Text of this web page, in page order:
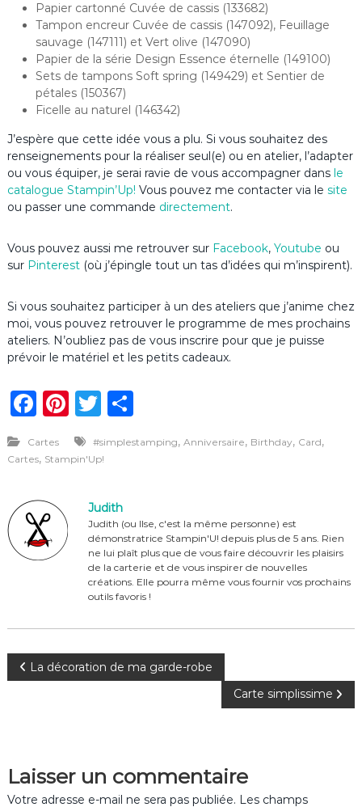
Papier cartonné Cuvée de cassis (133682)
Tampon encreur Cuvée de cassis (147092), Feuillage
sauvage (147111) et Vert olive (147090)
Papier de la série Design Essence éternelle (149100)
Sets de tampons Soft spring (149429) et Sentier de
pétales (150367)
Ficelle au naturel (146342)
J’espère que cette idée vous a plu. Si vous souhaitez des
renseignements pour la réaliser seul(e) ou en atelier, l’adapter
ou vous équiper, je serai ravie de vous accompagner dans le
catalogue Stampin’Up! Vous pouvez me contacter via le site
ou passer une commande directement.
Vous pouvez aussi me retrouver sur Facebook, Youtube ou
sur Pinterest (où j’épingle tout un tas d’idées qui m’inspirent).
Si vous souhaitez participer à un des ateliers que j’anime chez
moi, vous pouvez retrouver le programme de mes prochains
ateliers. N’oubliez pas de vous inscrire pour que je puisse
prévoir le matériel et les petits cadeaux.
F
c
b
o
o
Pi
n
te
st
T
it
r
P
ta
Cartes #simplestamping, Anniversaire, Birthday, Card,
Cartes, Stampin'Up!
Judith
Judith (ou Ilse, c'est la même personne) est
démonstratrice Stampin'U! depuis plus de 5 ans. Rien
ne lui plaît plus que de vous faire découvrir les plaisirs
de la carterie et de vous inspirer de nouvelles
créations. Elle pourra même vous fournir vos prochains
outils favoris !
N
i
La décoration de ma garde-robe
Carte simplissime
Laisser un commentaire
Votre adresse e-mail ne sera pas publiée. Les champs